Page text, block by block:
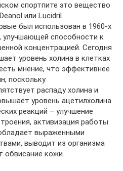
спортпите это вещество
или Lucidril.
был использован в 1960-х
улучшающей способности к
концентрацией. Сегодня
уровень холина в клетках
мнение, что эффективнее
поскольку
распаду холина и
уровень ацетилхолина.
реакций – улучшение
активизация работы
выраженными
выводит из организма
обвисание кожи.